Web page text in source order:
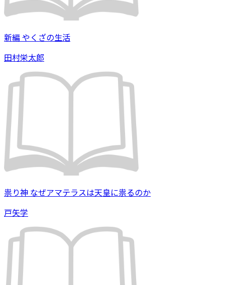
新編 やくざの生活
田村栄太郎
祟り神 なぜアマテラスは天皇に祟るのか
戸矢学